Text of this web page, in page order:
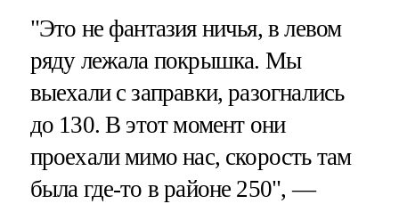
"Это не фантазия ничья, в левом
ряду лежала покрышка. Мы
выехали с заправки, разогнались
до 130. В этот момент они
проехали мимо нас, скорость там
была где-то в районе 250", —